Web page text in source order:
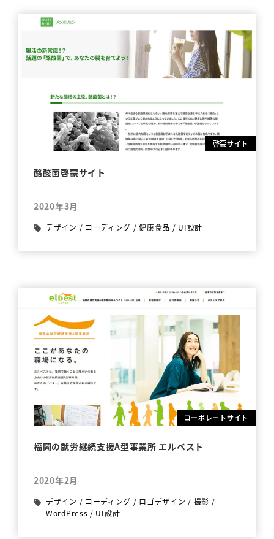
啓蒙サイト
酪酸菌啓蒙サイト
2020年3月
デザイン / コーディング /健康食品 / UI設計
コーポレートサイト
福岡の就労継続支援A型事業所 エルベスト
2020年2月
デザイン / コーディング / ロゴデザイン / 撮影 /
WordPress / UI設計